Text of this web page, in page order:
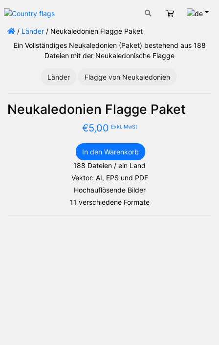
Warenkorb
/ Länder / Neukaledonien Flagge Paket
Ein Vollständiges Neukaledonien (Paket) bestehend aus 188
Dateien mit der Neukaledonische Flagge
Länder Flagge von Neukaledonien
Neukaledonien Flagge Paket
€5,00 Exkl. MwSt
Neukaledonien
Flagge
Paket
Menge
In den Warenkorb
188 Dateien / ein Land
Vektor: AI, EPS und PDF
Hochauflösende Bilder
11 verschiedene Formate